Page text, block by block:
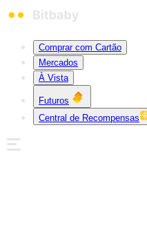
Comprar com Cartão
Mercados
À Vista
Futuros
Central de Recompensas